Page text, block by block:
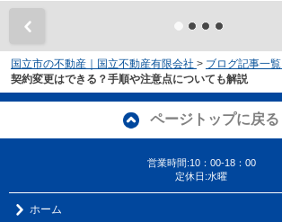
国立市の不動産｜国立不動産有限会社 > ブログ記事一覧
契約変更はできる？手順や注意点についても解説
ページトップに戻る
営業時間:10：00-18：00
定休日:水曜
ホーム